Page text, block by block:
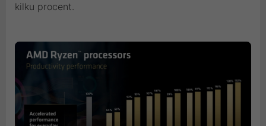
kilku procent.